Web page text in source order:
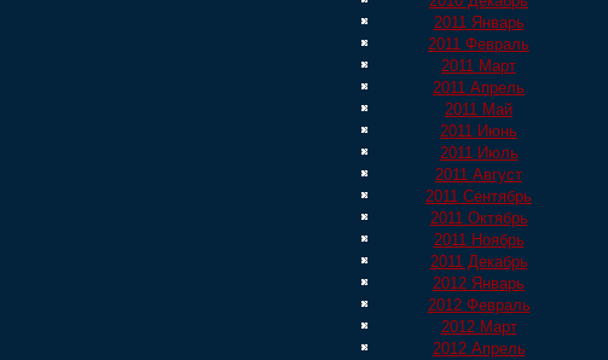
2011 Январь
2011 Февраль
2011 Март
2011 Апрель
2011 Май
2011 Июнь
2011 Июль
2011 Август
2011 Сентябрь
2011 Октябрь
2011 Ноябрь
2011 Декабрь
2012 Январь
2012 Февраль
2012 Март
2012 Апрель